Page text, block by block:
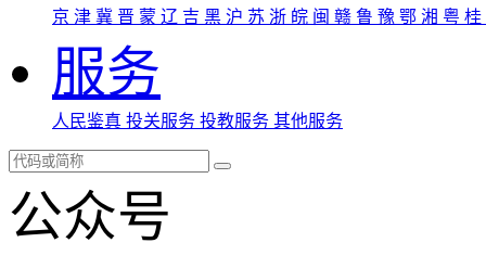
京 津 冀 晋 蒙 辽 吉 黑 沪 苏 浙 皖 闽 赣 鲁 豫 鄂 湘 粤 桂
服务
人民鉴真 投关服务 投教服务 其他服务
公众号